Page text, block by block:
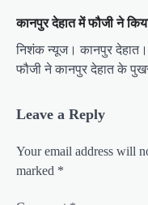
कानपुर देहात में फौजी ने
निशंक न्यूज। कानपुर
फौजी ने कानपुर देहात के
Leave a Reply
Your email address will
marked *